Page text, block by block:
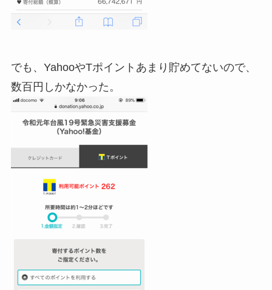
でも、YahooやTポイントあまり貯めてないので、
数百円しかなかった。